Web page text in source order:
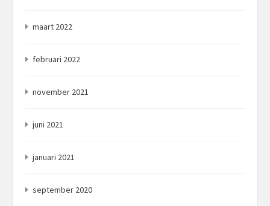
maart 2022
februari 2022
november 2021
juni 2021
januari 2021
september 2020